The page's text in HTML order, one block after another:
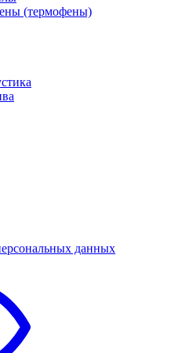
(термофены)
данных